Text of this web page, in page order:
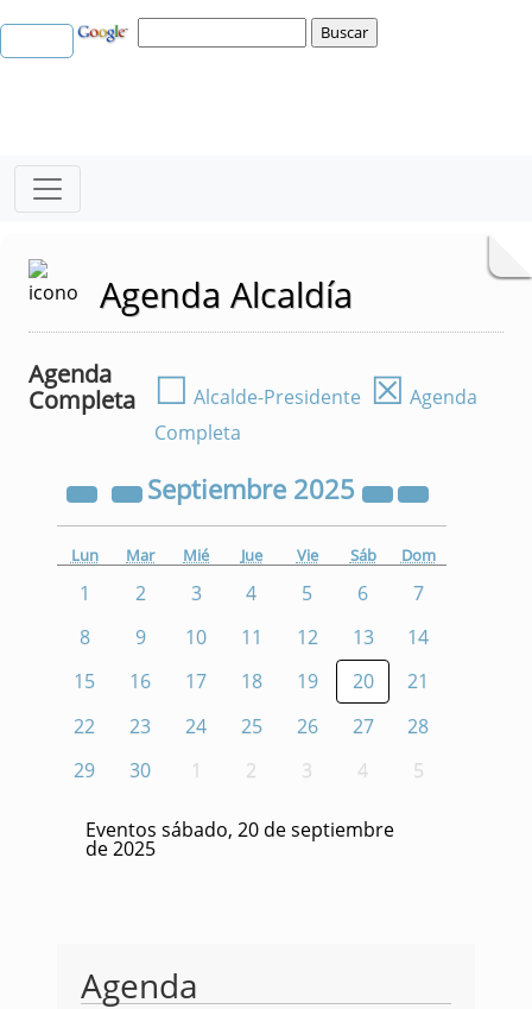
Agenda Alcaldía
Agenda
Completa
☐ Alcalde-Presidente ☒ Agenda
Completa
Septiembre 2025
Lun Mar Mié Jue Vie Sáb Dom
1 2 3 4 5 6
7
8
9 10 11 12 13
14
15
16 17 18 19 20
21
22
23 24 25 26 27
28
29
30 1 2 3 4 5
Eventos sábado, 20 de septiembre
de 2025
Agenda